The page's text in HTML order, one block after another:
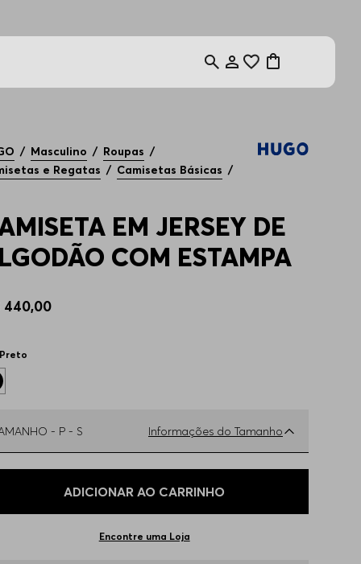
Masculino
Roupas
e Regatas
Camisetas Básicas
EM JERSEY DE
COM ESTAMPA
440,00
Preto
- P - S Informações do Tamanho
ADICIONAR AO CARRINHO
Encontre uma Loja